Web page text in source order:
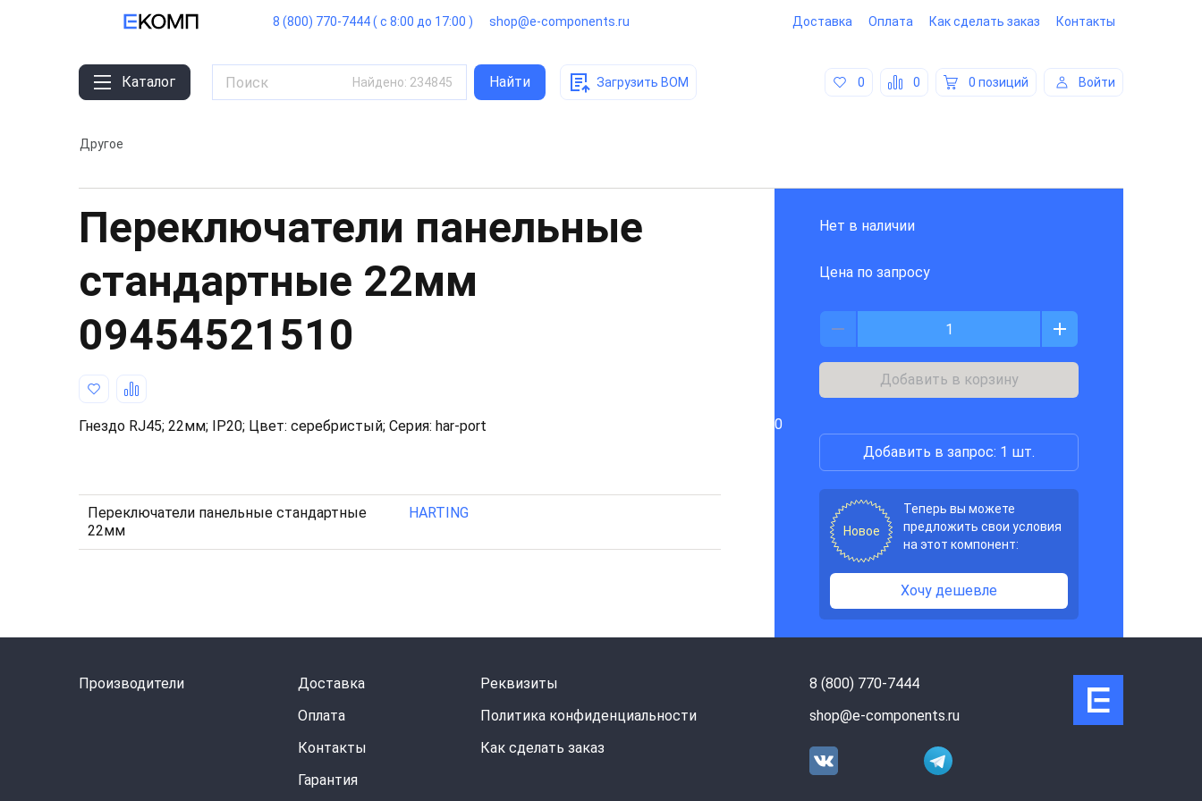
8 (800) 770-7444 ( с 8:00 до 17:00 ) shop@e-components.ru Доставка Оплата Как сделать заказ Контакты
Каталог Найдено: 234845 Найти Загрузить BOM 0 0 0 позиций Войти
Другое
Переключатели панельные
стандартные 22мм
09454521510
Гнездо RJ45; 22мм; IP20; Цвет: серебристый; Серия: har-port
Переключатели панельные стандартные
22мм
HARTING
Нет в наличии
Цена по запросу
Добавить в корзину
0
Добавить в запрос: 1 шт.
Новое
Теперь вы можете
предложить свои условия
на этот компонент:
Хочу дешевле
Производители
Доставка
Оплата
Контакты
Гарантия
Реквизиты
Политика конфиденциальности
Как сделать заказ
8 (800) 770-7444
shop@e-components.ru